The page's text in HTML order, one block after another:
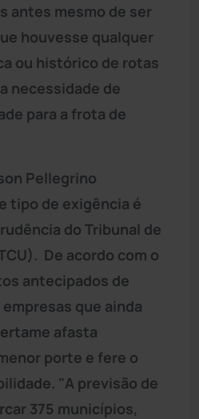
antes mesmo de ser
houvesse qualquer
ou histórico de rotas
necessidade de
para a frota de
Pellegrino
tipo de exigência é
do Tribunal de
De acordo com o
antecipados de
que ainda
afasta
porte e fere o
"A previsão de
375 municípios,